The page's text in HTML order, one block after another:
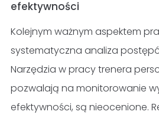
efektywności
Kolejnym ważnym aspektem
systematyczna analiza
Narzędzia w pracy trenera
pozwalają na monitorowanie
efektywności, są nieocenione.